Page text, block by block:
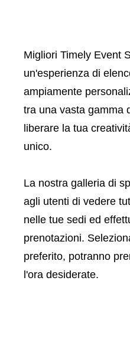
Migliori Timely Event
un'esperienza di
ampiamente
tra una vasta gamma
liberare la tua
unico.
La nostra galleria di
agli utenti di vedere
nelle tue sedi ed
prenotazioni.
preferito, potranno
l'ora desiderate.